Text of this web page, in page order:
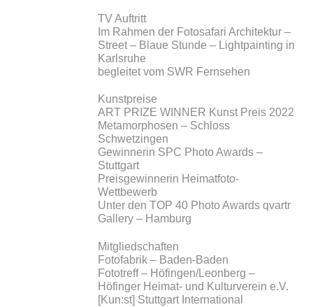
TV Auftritt
Im Rahmen der Fotosafari Architektur –
Street – Blaue Stunde – Lightpainting in
Karlsruhe
begleitet vom SWR Fernsehen
Kunstpreise
ART PRIZE WINNER Kunst Preis 2022
Metamorphosen – Schloss
Schwetzingen
Gewinnerin SPC Photo Awards –
Stuttgart
Preisgewinnerin Heimatfoto-
Wettbewerb
Unter den TOP 40 Photo Awards qvartr
Gallery – Hamburg
Mitgliedschaften
Fotofabrik – Baden-Baden
Fototreff – Höfingen/Leonberg –
Höfinger Heimat- und Kulturverein e.V.
[Kun:st] Stuttgart International